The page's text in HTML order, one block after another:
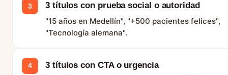
3 3 títulos con prueba social o autoridad
"15 años en Medellín", "+500 pacientes felices",
"Tecnología alemana".
4 3 títulos con CTA o urgencia